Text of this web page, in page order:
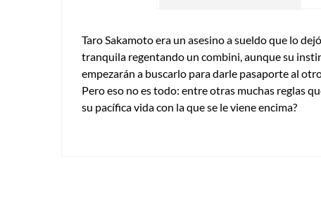
Taro Sakamoto era un asesino a sueldo que lo
tranquila regentando un combini, aunque su
empezarán a buscarlo para darle pasaporte al
Pero eso no es todo: entre otras muchas reglas
su pacífica vida con la que se le viene encima?